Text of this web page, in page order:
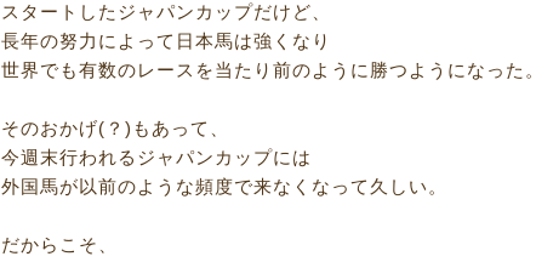
スタートしたジャパンカップだけど、
長年の努力によって日本馬は強くなり
世界でも有数のレースを当たり前のように勝つようになった。
そのおかげ(？)もあって、
今週末行われるジャパンカップには
外国馬が以前のような頻度で来なくなって久しい。
だからこそ、